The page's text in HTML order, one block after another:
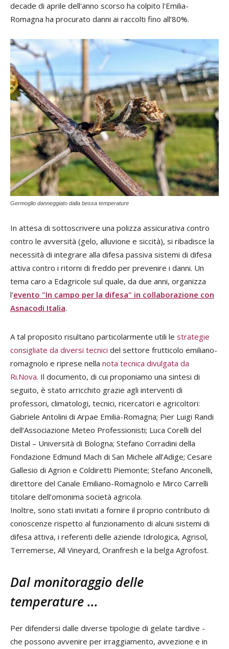
decade di aprile dell'anno scorso ha colpito l'Emilia-
Romagna ha procurato danni ai raccolti fino all’80%.
Germoglio danneggiato dalla bessa temperature
In attesa di sottoscrivere una polizza assicurativa contro
contro le avversità (gelo, alluvione e siccità), si ribadisce la
necessità di integrare alla difesa passiva sistemi di difesa
attiva contro i ritorni di freddo per prevenire i danni. Un
tema caro a Edagricole sul quale, da due anni, organizza
l'evento "In campo per la difesa" in collaborazione con
Asnacodi Italia.
A tal proposito risultano particolarmente utili le strategie
consigliate da diversi tecnici del settore frutticolo emiliano-
romagnolo e riprese nella nota tecnica divulgata da
Ri.Nova. Il documento, di cui proponiamo una sintesi di
seguito, è stato arricchito grazie agli interventi di
professori, climatologi, tecnici, ricercatori e agricoltori:
Gabriele Antolini di Arpae Emilia-Romagna; Pier Luigi Randi
dell’Associazione Meteo Professionisti; Luca Corelli del
Distal – Università di Bologna; Stefano Corradini della
Fondazione Edmund Mach di San Michele all’Adige; Cesare
Gallesio di Agrion e Coldiretti Piemonte; Stefano Anconelli,
direttore del Canale Emiliano-Romagnolo e Mirco Carrelli
titolare dell’omonima società agricola.
Inoltre, sono stati invitati a fornire il proprio contributo di
conoscenze rispetto al funzionamento di alcuni sistemi di
difesa attiva, i referenti delle aziende Idrologica, Agrisol,
Terremerse, All Vineyard, Oranfresh e la belga Agrofost.
Dal monitoraggio delle
temperature ...
Per difendersi dalle diverse tipologie di gelate tardive -
che possono avvenire per irraggiamento, avvezione e in